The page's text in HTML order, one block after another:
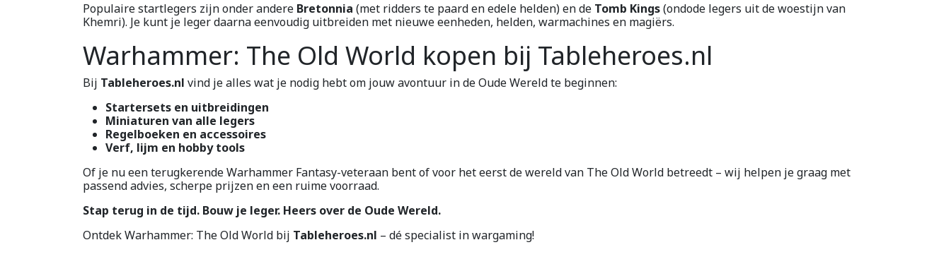
Populaire startlegers zijn onder andere Bretonnia (met ridders te paard en edele helden) en de Tomb Kings(ondode legers uit de woestijn van
Khemri). Je kunt je leger daarna eenvoudig uitbreiden met nieuwe eenheden, helden, warmachines en magiërs.
Warhammer: The Old World kopen bij Tableheroes.nl
Bij Tableheroes.nl vind je alles wat je nodig hebt om jouw avontuur in de Oude Wereld te beginnen:
Startersets en uitbreidingen
Miniaturen van alle legers
Regelboeken en accessoires
Verf, lijm en hobby tools
Of je nu een terugkerende Warhammer Fantasy-veteraan bent of voor het eerst de wereld van The Old World betreedt – wij helpen je graag met
passend advies, scherpe prijzen en een ruime voorraad.
Stap terug in de tijd. Bouw je leger. Heers over de Oude Wereld.
Ontdek Warhammer: The Old World bij Tableheroes.nl – dé specialist in wargaming!